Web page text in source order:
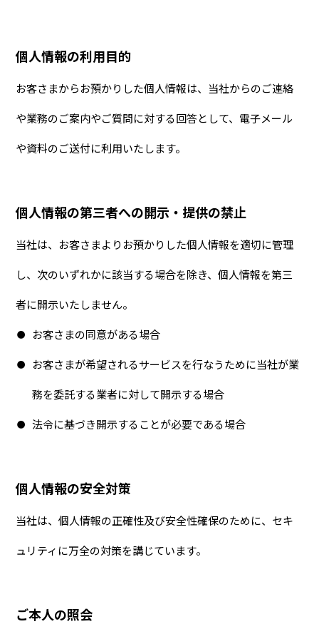
個人情報の利用目的
お客さまからお預かりした個人情報は、当社からのご連絡
や業務のご案内やご質問に対する回答として、電子メール
や資料のご送付に利用いたします。
個人情報の第三者への開示・提供の禁止
当社は、お客さまよりお預かりした個人情報を適切に管理
し、次のいずれかに該当する場合を除き、個人情報を第三
者に開示いたしません。
お客さまの同意がある場合
お客さまが希望されるサービスを行なうために当社が業
務を委託する業者に対して開示する場合
法令に基づき開示することが必要である場合
個人情報の安全対策
当社は、個人情報の正確性及び安全性確保のために、セキ
ュリティに万全の対策を講じています。
ご本人の照会